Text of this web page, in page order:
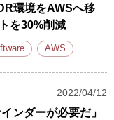
環境をAWSへ移
を30%削減
AWS
2022/04/12
ンダーが必要だ」